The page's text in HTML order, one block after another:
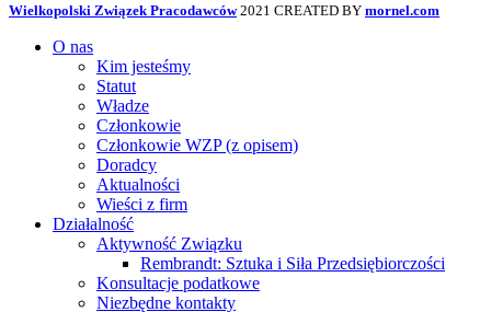
Wielkopolski Związek Pracodawców 2021 CREATED BY mornel.com
O nas
Kim jesteśmy
Statut
Władze
Członkowie
Członkowie WZP (z opisem)
Doradcy
Aktualności
Wieści z firm
Działalność
Aktywność Związku
Rembrandt: Sztuka i Siła Przedsiębiorczości
Konsultacje podatkowe
Niezbędne kontakty